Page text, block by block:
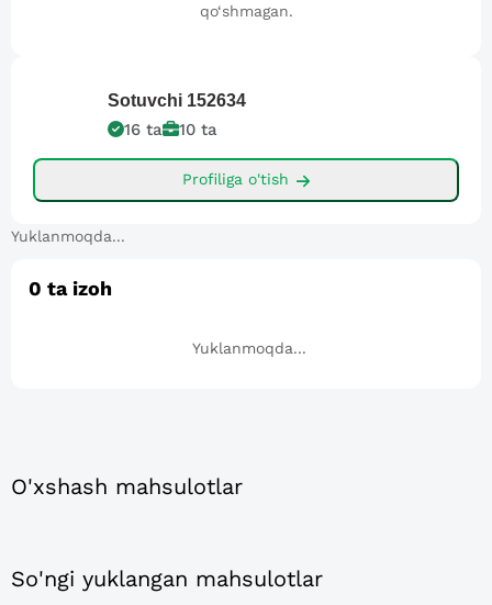
qo‘shmagan.
Sotuvchi 152634
16 ta 10 ta
Profiliga o'tish
Yuklanmoqda...
0 ta izoh
Yuklanmoqda...
O'xshash mahsulotlar
So'ngi yuklangan mahsulotlar